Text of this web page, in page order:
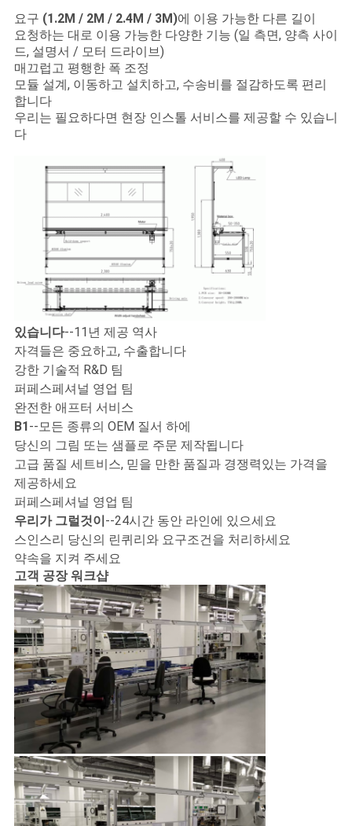
스
인
용
문
세
요
VR
사
이
트
맵
PRIVACY
POLICY
요구 (1.2M / 2M / 2.4M / 3M)에 이용 가능한 다른 길이
요청하는 대로 이용 가능한 다양한 기능 (일 측면, 양측 사이
드, 설명서 / 모터 드라이브)
매끄럽고 평행한 폭 조정
모듈 설계, 이동하고 설치하고, 수송비를 절감하도록 편리
합니다
우리는 필요하다면 현장 인스톨 서비스를 제공할 수 있습니
다
있습니다--11년 제공 역사
자격들은 중요하고, 수출합니다
강한 기술적 R&D 팀
퍼페스페셔널 영업 팀
완전한 애프터 서비스
B1 --모든 종류의 OEM 질서 하에
당신의 그림 또는 샘플로 주문 제작됩니다
고급 품질 세트비스, 믿을 만한 품질과 경쟁력있는 가격을
제공하세요
퍼페스페셔널 영업 팀
우리가 그럴것이 --24시간 동안 라인에 있으세요
스인스리 당신의 린퀴리와 요구조건을 처리하세요
약속을 지켜 주세요
고객 공장 워크샵